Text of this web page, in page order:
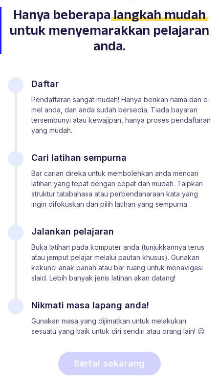
Hanya beberapalangkah mudah
untuk menyemarakkan pelajaran
anda.
Daftar
Pendaftaran sangat mudah! Hanya berikan nama dan e-
mel anda, dan anda sudah bersedia. Tiada bayaran
tersembunyi atau kewajipan, hanya proses pendaftaran
yang mudah.
Cari latihan sempurna
Bar carian direka untuk membolehkan anda mencari
latihan yang tepat dengan cepat dan mudah. Taipkan
struktur tatabahasa atau perbendaharaan kata yang
ingin difokuskan dan pilih latihan yang sempurna.
Jalankan pelajaran
Buka latihan pada komputer anda (tunjukkannya terus
atau jemput pelajar melalui pautan khusus). Gunakan
kekunci anak panah atau bar ruang untuk menavigasi
slaid. Lebih banyak jenis latihan akan datang!
Nikmati masa lapang anda!
Gunakan masa yang dijimatkan untuk melakukan
sesuatu yang baik untuk diri sendiri atau orang lain! 😉
Sertai sekarang